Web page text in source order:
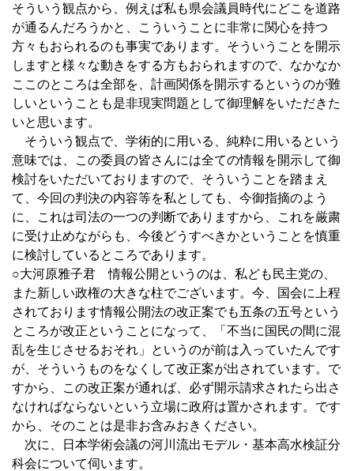
そういう観点から、例えば私も県会議員時代にどこを道路
が通るんだろうかと、こういうことに非常に関心を持つ
方々もおられるのも事実であります。そういうことを開示
しますと様々な動きをする方もおられますので、なかなか
ここのところは全部を、計画関係を開示するというのが難
しいということも是非現実問題として御理解をいただきた
いと思います。
そういう観点で、学術的に用いる、純粋に用いるという
意味では、この委員の皆さんには全ての情報を開示して御
検討をいただいておりますので、そういうことを踏まえ
て、今回の判決の内容等を私としても、今御指摘のよう
に、これは司法の一つの判断でありますから、これを厳粛
に受け止めながらも、今後どうすべきかということを慎重
に検討しているところであります。
○大河原雅子君 情報公開というのは、私ども民主党の、
また新しい政権の大きな柱でございます。今、国会に上程
されております情報公開法の改正案でも五条の五号という
ところが改正ということになって、「不当に国民の間に混
乱を生じさせるおそれ」というのが前は入っていたんです
が、そういうものをなくして改正案が出されています。で
すから、この改正案が通れば、必ず開示請求されたら出さ
なければならないという立場に政府は置かされます。です
から、そのことは是非お含みおきください。
次に、日本学術会議の河川流出モデル・基本高水検証分
科会について伺います。